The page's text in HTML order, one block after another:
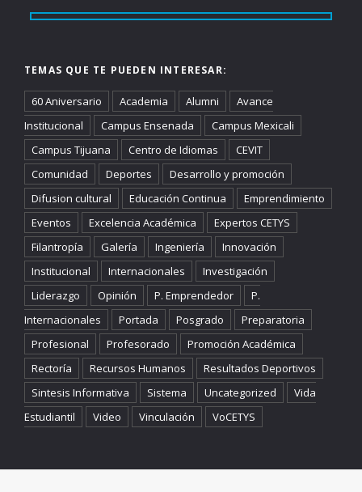
TEMAS QUE TE PUEDEN INTERESAR:
60 Aniversario Academia Alumni
Avance
Institucional
Campus Ensenada
Campus Mexicali
Campus Tijuana
Centro de Idiomas
CEVIT
Comunidad
Deportes
Desarrollo y promoción
Difusion cultural
Educación Continua
Emprendimiento
Eventos
Excelencia Académica
Expertos CETYS
Filantropía
Galería Ingeniería
Innovación
Institucional
Internacionales
Investigación
Liderazgo
Opinión P. Emprendedor
P.
Internacionales
Portada Posgrado
Preparatoria
Profesional
Profesorado
Promoción Académica
Rectoría
Recursos Humanos
Resultados Deportivos
Sintesis Informativa
Sistema Uncategorized
Vida
Estudiantil
Video Vinculación VoCETYS